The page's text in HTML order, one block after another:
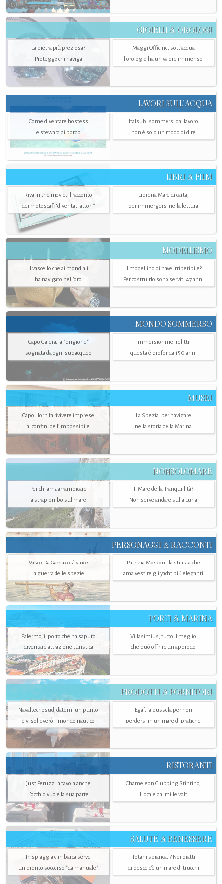
GIOIELLI & OROLOGI
La pietra più preziosa?
Protegge chi naviga
Maggi Officine, sott’acqua
l'orologio ha un valore immenso
LAVORI SULL’ACQUA
Come diventare hostess
e steward di bordo
Italsub: sommersi dal lavoro
non è solo un modo di dire
LIBRI & FILM
Riva in the movie, il racconto
dei motoscafi “diventati attori”
Libreria Mare di carta,
per immergersi nella lettura
MODELLISMO
Il vascello che ai mondiali
ha navigato nell’oro
Il modellino di nave irripetibile?
Per costruirlo sono serviti 47 anni
MONDO SOMMERSO
Capo Galera, la "prigione"
sognata da ogni subacqueo
Immersioni nei relitti:
questa è profonda 150 anni
MUSEI
Capo Horn fa rivivere imprese
ai confini dell’impossibile
La Spezia. per navigare
nella storia della Marina
NONSOLOMARE
Per chi ama arrampicare
a strapiombo sul mare
Il Mare della Tranquillità?
Non serve andare sulla Luna
PERSONAGGI & RACCONTI
Vasco Da Gama così vince
la guerra delle spezie
Patrizia Mosconi, la stilista che
ama vestire gli yacht più eleganti
PORTI & MARINA
Palermo, il porto che ha saputo
diventare attrazione turistica
Villasimius, tutto il meglio
che può offrire un approdo
PRODOTTI & FORNITORI
Navaltecnosud, datemi un punto
e vi solleverò il mondo nautico
Egaf, la bussola per non
perdersi in un mare di pratiche
RISTORANTI
Just Peruzzi, a tavola anche
l’occhio vuole la sua parte
Chameleon Clubbing Stintino,
il locale dai mille volti
SALUTE & BENESSERE
In spiaggia e in barca serve
un pronto soccorso "da manuale"
Totani sbiancati? Nei piatti
di pesce c'è un mare di trucchi